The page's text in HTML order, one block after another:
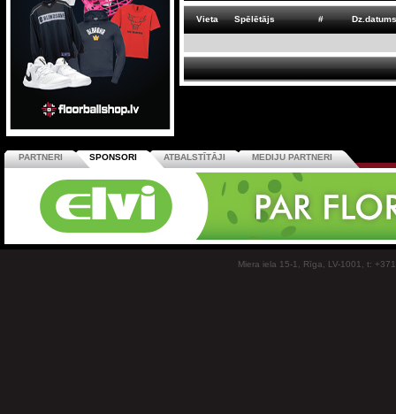
Vieta Spēlētājs # Dz.datums
PARTNERI SPONSORI ATBALSTĪTĀJI MEDIJU PARTNERI
Miera iela 15-1, Rīga, LV-1001, t: